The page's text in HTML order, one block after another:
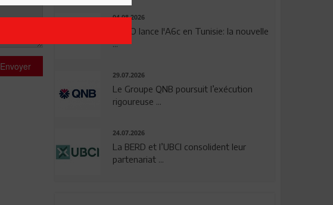
Envoyer
04.08.2026
OPPO lance l'A6c en Tunisie: la nouvelle
...
29.07.2026
Le Groupe QNB poursuit l’exécution
rigoureuse ...
24.07.2026
La BERD et l’UBCI consolident leur
partenariat ...